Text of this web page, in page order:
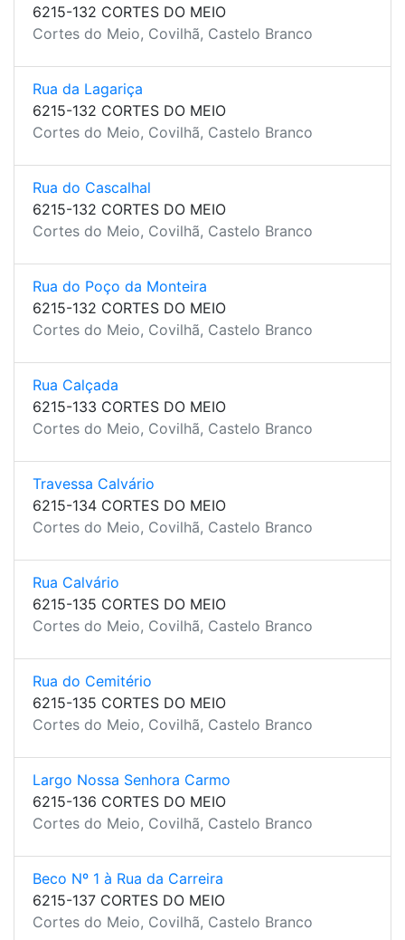
6215-132 CORTES DO MEIO
Cortes do Meio, Covilhã, Castelo Branco
Rua da Lagariça
6215-132 CORTES DO MEIO
Cortes do Meio, Covilhã, Castelo Branco
Rua do Cascalhal
6215-132 CORTES DO MEIO
Cortes do Meio, Covilhã, Castelo Branco
Rua do Poço da Monteira
6215-132 CORTES DO MEIO
Cortes do Meio, Covilhã, Castelo Branco
Rua Calçada
6215-133 CORTES DO MEIO
Cortes do Meio, Covilhã, Castelo Branco
Travessa Calvário
6215-134 CORTES DO MEIO
Cortes do Meio, Covilhã, Castelo Branco
Rua Calvário
6215-135 CORTES DO MEIO
Cortes do Meio, Covilhã, Castelo Branco
Rua do Cemitério
6215-135 CORTES DO MEIO
Cortes do Meio, Covilhã, Castelo Branco
Largo Nossa Senhora Carmo
6215-136 CORTES DO MEIO
Cortes do Meio, Covilhã, Castelo Branco
Beco Nº 1 à Rua da Carreira
6215-137 CORTES DO MEIO
Cortes do Meio, Covilhã, Castelo Branco